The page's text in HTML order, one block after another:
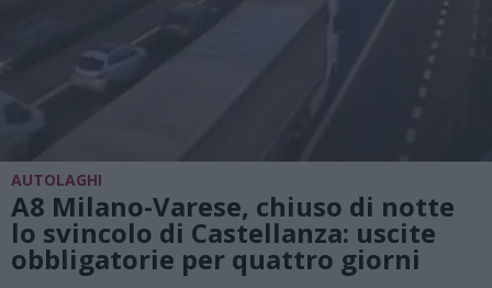
AUTOLAGHI
A8 Milano-Varese, chiuso di notte
lo svincolo di Castellanza: uscite
obbligatorie per quattro giorni